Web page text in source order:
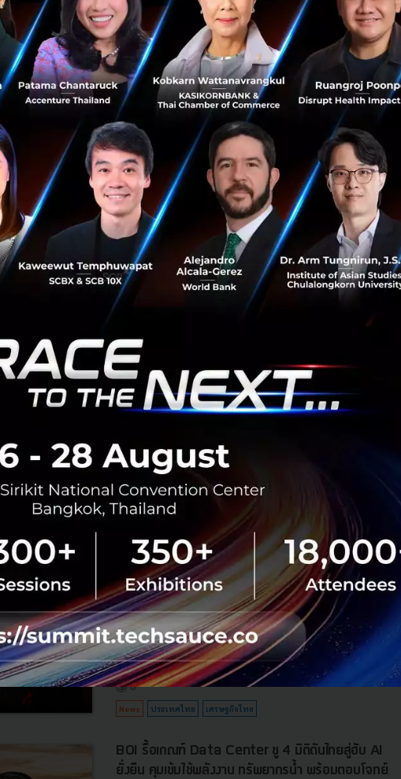
นบริษัทสตาร์ทอัพและธุรกิจร่วมลงทุนด้านเทคโนโลยีกว่า 140 แห่ง
ระดับยูนิคอร์นมากมายที่อยู่ภายใต้การลงทุน เช่น Opn, FinAccel,
ทุนที่ 7 “Disrupt Health Impact Fund” มุ่งเน้นการลงทุนในบริษัท
ผลักดันการเติบโตในภูมิภาคเอเชียตะวันออกเฉียงใต้ โดยกองทุนนี้
Venture บริษัทชั้นนำด้านการพัฒนาผู้นำและการเรียนรู้ของ
ม และนักลงทุนแถวหน้าของประเทศสำเร็จหลักสูตรกว่า 1,500 คน
ะคณบดีร่วมของ House Of Wisdom (HOW) club ชมรมทาง
300 คนของประเทศไทย ครอบคลุมหลากหลายสาขาอาชีพ ทั้งด้าน
บทางสังคม และภาครัฐ
AI Governance Alliance Forbes Business Councils
3 เรื่องที่ประเทศไทยต้อง Focus สร้างคน–
นวัตกรรม–ปฏิรูประบบราชการ เพื่อยกระดับขีดความ
สามารถประเทศ
นายอนุทิน ชาญวีรกูล นายกรัฐมนตรีและรัฐมนตรีว่าการ
กระทรวงมหาดไทย กล่าวปาฐกถาพิเศษในหัวข้อ “ฝ่าวิกฤติ
รับมือระเบียบโลกใหม่” ในงาน The INTANIA Forum...
สิงหาคม 6, 2026| ByTechsauce Team
0
News ประเทศไทย เศรษฐกิจไทย
BOI รื้อเกณฑ์ Data Center ชู 4 มิติดันไทยสู่ฮับ AI
ยั่งยืน คุมเข้มใช้พลังงาน ทรัพยากรน้ำ พร้อมตอบโจทย์